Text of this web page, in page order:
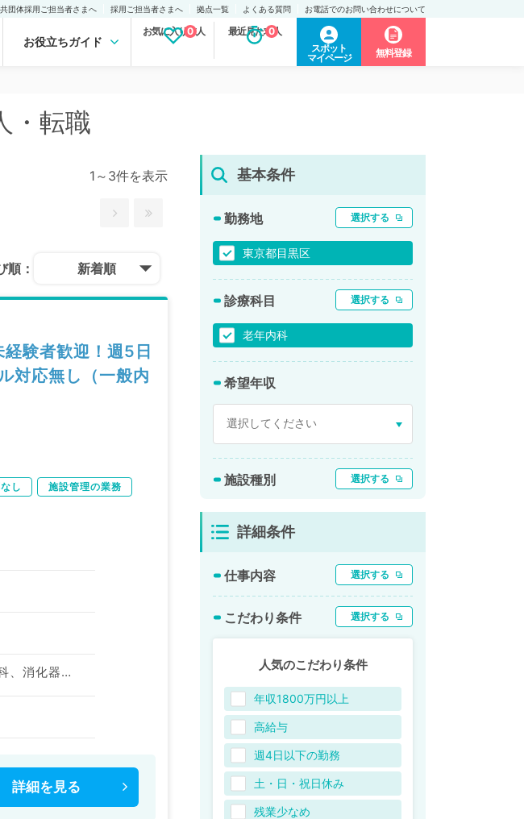
団体採用ご担当者さまへ 採用ご担当者さまへ 拠点一覧 よくある質問 お電話でのお問い合わせについて
お役立ちガイド
お気に入り求人
0 最近見た求人
0
スポット
マイページ
無料登録
・転職
1～3件を表示
順： 新着順
経験者歓迎！週5日
対応無し（一般内
し
施設管理の業務
神経内科、脳神経外科、一般内科、循環器内科、呼吸器内科、消化器内科、内分泌・代謝内科、腎臓内科、老年内科、血液内科、外科系全般、一般外科
詳細を 見る
基本条件
勤務地 選択する
東京都目黒区
診療科目 選択する
老年内科
希望年収
施設種別 選択する
詳細条件
仕事内容 選択する
こだわり条件 選択する
人気のこだわり条件
年収1800万円以上
高給与
週4日以下の勤務
土・日・祝日休み
残業少なめ